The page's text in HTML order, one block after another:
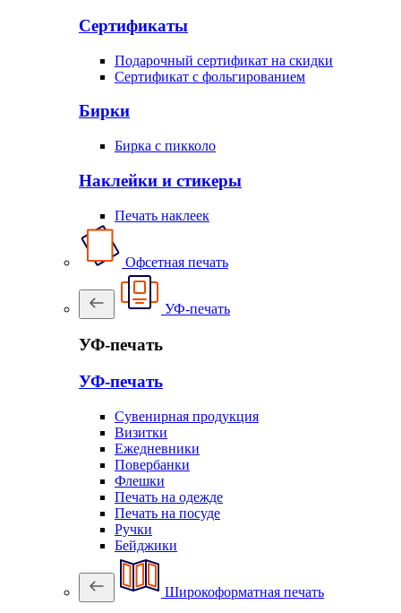
Сертификаты
Подарочный сертификат на скидки
Сертификат с фольгированием
Бирки
Бирка с пикколо
Наклейки и стикеры
Печать наклеек
Офсетная печать
УФ-печать
УФ-печать
УФ-печать
Сувенирная продукция
Визитки
Ежедневники
Повербанки
Флешки
Печать на одежде
Печать на посуде
Ручки
Бейджики
Широкоформатная печать